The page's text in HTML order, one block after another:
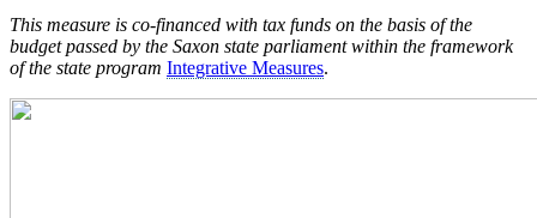
This measure is co-financed with tax funds on the basis of the
budget passed by the Saxon state parliament within the framework
of the state program Integrative Measures.